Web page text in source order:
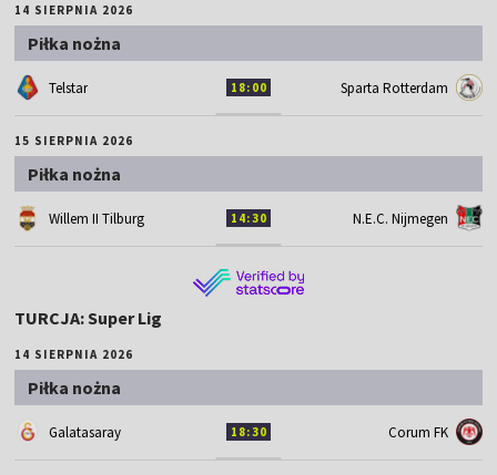
14 SIERPNIA 2026
Piłka nożna
Telstar 18:00 Sparta Rotterdam
15 SIERPNIA 2026
Piłka nożna
Willem II Tilburg 14:30 N.E.C. Nijmegen
TURCJA: Super Lig
14 SIERPNIA 2026
Piłka nożna
Galatasaray 18:30 Corum FK